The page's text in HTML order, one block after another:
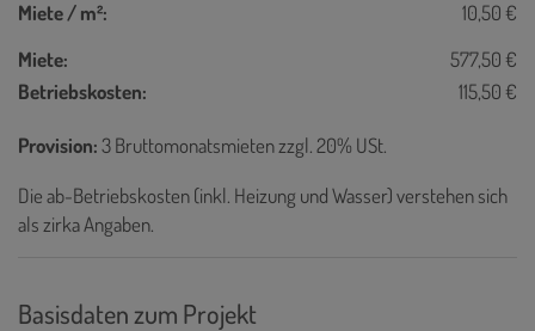
Miete / m²:
10,50 €
Miete:
577,50 €
Betriebskosten:
115,50 €
Provision:3 Bruttomonatsmieten zzgl. 20% USt.
Die ab-Betriebskosten (inkl. Heizung und Wasser) verstehen sich
als zirka Angaben.
Basisdaten zum Projekt